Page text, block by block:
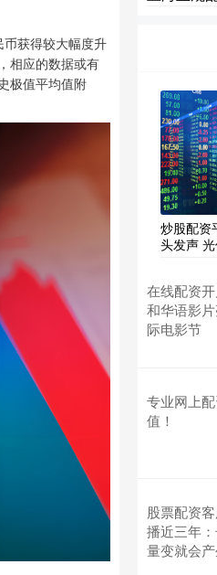
获得较大幅度升
相应的数据或有
极值平均值附
炒股配资
头发声
在线配资
和华语影
际电影节
专业网上
值！
股票配资
播近三年
量变就会